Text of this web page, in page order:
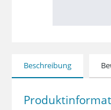
Beschreibung